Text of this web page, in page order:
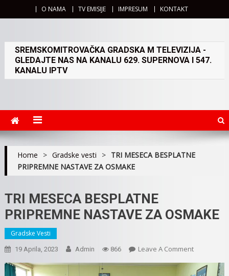
O NAMA TV EMISIJE IMPRESUM KONTAKT
SREMSKOMITROVAČKA GRADSKA M TELEVIZIJA -
GLEDAJTE NAS NA KANALU 629. SUPERNOVA I 547.
KANALU IPTV
Home > Gradske vesti > TRI MESECA BESPLATNE
PRIPREMNE NASTAVE ZA OSMAKE
TRI MESECA BESPLATNE
PRIPREMNE NASTAVE ZA OSMAKE
Gradske Vesti
19 Aprila, 2023 Admin 866 Leave A CommentOn
MESECA